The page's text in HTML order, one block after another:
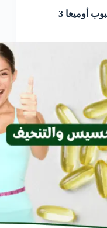
فوائد اوميغا ٣ : كيفية استخدام حبوب أوميغا 3